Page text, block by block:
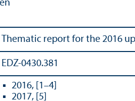
Thematic report for the 2016
EDZ-0430.381
2016, [1–4]
2017, [5]